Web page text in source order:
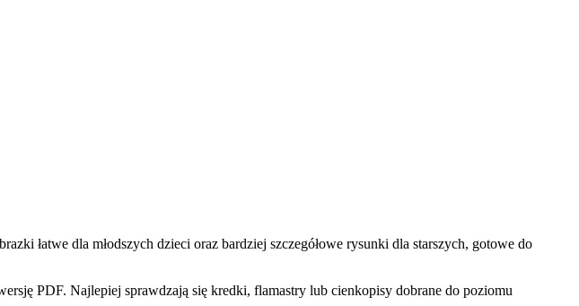
łatwe dla młodszych dzieci oraz bardziej szczegółowe rysunki dla starszych, gotowe do
PDF. Najlepiej sprawdzają się kredki, flamastry lub cienkopisy dobrane do poziomu